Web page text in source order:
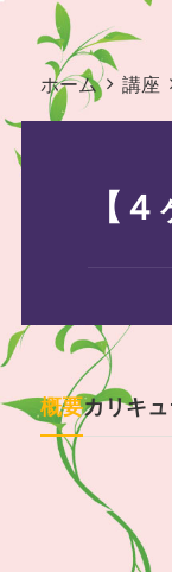
ホーム 講座
【
概要カリキ